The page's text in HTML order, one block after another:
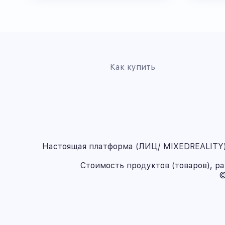
Как купить
Настоящая платформа (ЛИЦ/
Стоимость продуктов (товаров),